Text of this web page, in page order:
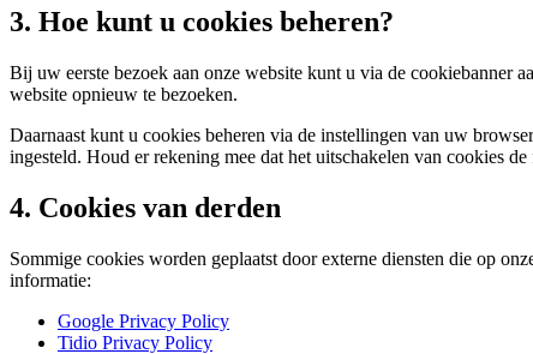
3. Hoe kunt u cookies beheren?
Bij uw eerste bezoek aan onze website kunt u via de cookiebanner
website opnieuw te bezoeken.
Daarnaast kunt u cookies beheren via de instellingen van uw
ingesteld. Houd er rekening mee dat het uitschakelen van cookies
4. Cookies van derden
Sommige cookies worden geplaatst door externe diensten die op
informatie:
Google Privacy Policy
Tidio Privacy Policy